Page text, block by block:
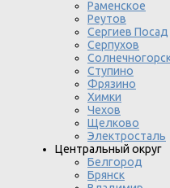
Раменское
Реутов
Сергиев Посад
Серпухов
Ступино
Фрязино
Химки
Чехов
Щелково
Электросталь
Центральный округ
Белгород
Брянск